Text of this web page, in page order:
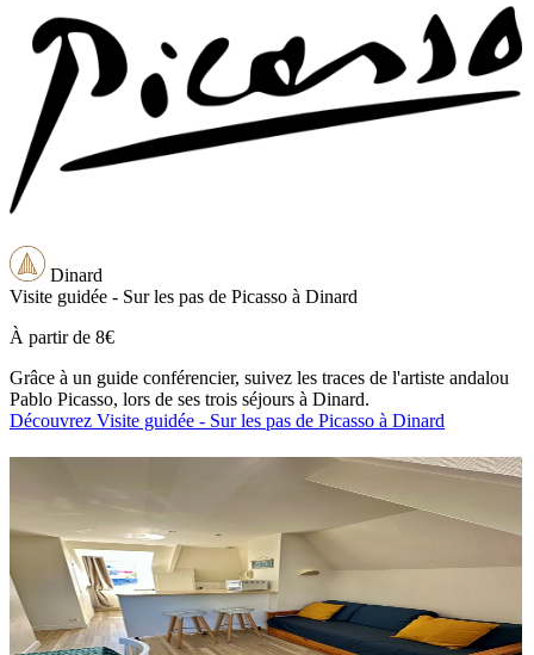
Dinard
Visite guidée - Sur les pas de Picasso à Dinard
À partir de 8€
Grâce à un guide conférencier, suivez les traces de l'artiste andalou
Pablo Picasso, lors de ses trois séjours à Dinard.
Découvrez Visite guidée - Sur les pas de Picasso à Dinard